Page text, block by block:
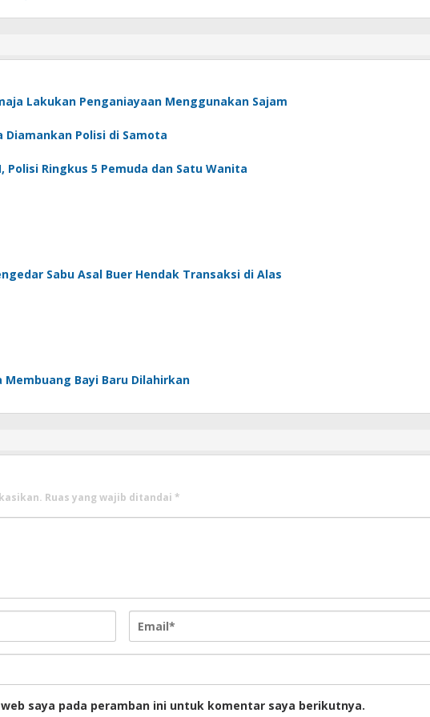
Lakukan Penganiayaan Menggunakan Sajam
Diamankan Polisi di Samota
Polisi Ringkus 5 Pemuda dan Satu Wanita
Sabu Asal Buer Hendak Transaksi di Alas
Membuang Bayi Baru Dilahirkan
Ruas yang wajib ditandai *
saya pada peramban ini untuk komentar saya berikutnya.